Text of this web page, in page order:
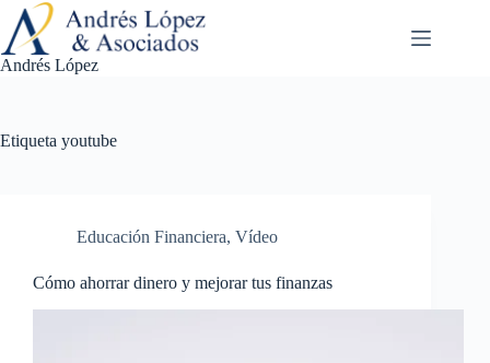
Saltar
contenido
Andrés López
Etiqueta youtube
Educación Financiera, Vídeo
Cómo ahorrar dinero y mejorar tus finanzas